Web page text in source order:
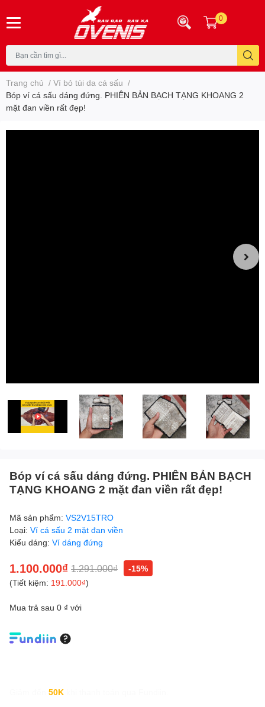
0
Trang chủ / Ví bỏ túi da cá sấu /
Bóp ví cá sấu dáng đứng. PHIÊN BẢN BẠCH TẠNG KHOANG 2
mặt đan viền rất đẹp!
Bóp ví cá sấu dáng đứng. PHIÊN BẢN BẠCH
TẠNG KHOANG 2 mặt đan viền rất đẹp!
Mã sản phẩm: VS2V15TRO
Loại: Ví cá sấu 2 mặt đan viền
Kiểu dáng: Ví dáng đứng
1.100.000₫ 1.291.000₫
-15%
(Tiết kiệm: 191.000₫)
Mua trả sau 0 ₫ với
50K